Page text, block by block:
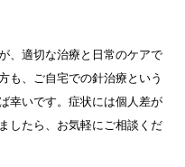
、適切な治療と日常のケアで
も、ご自宅での針治療という
幸いです。症状には個人差が
したら、お気軽にご相談くだ